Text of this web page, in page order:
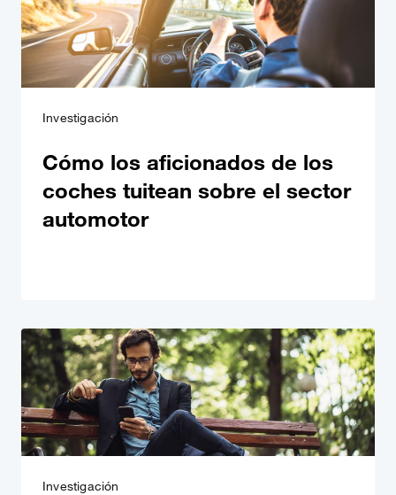
Investigación
Cómo los aficionados de los
coches tuitean sobre el sector
automotor
Investigación